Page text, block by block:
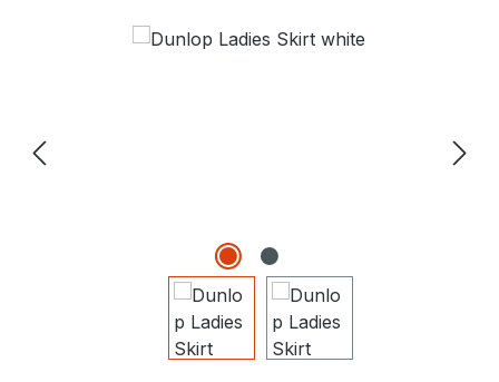
Bildergalerie überspringen